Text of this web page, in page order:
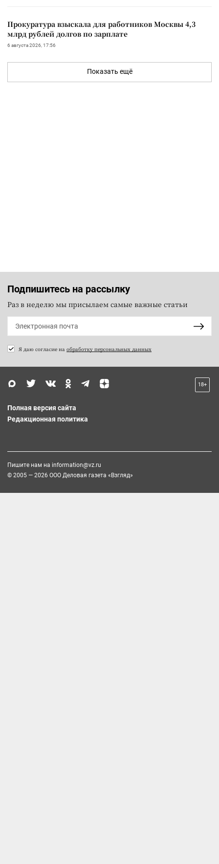
Прокуратура взыскала для работников Москвы 4,3
млрд рублей долгов по зарплате
6 августа 2026, 17:56
Показать ещё
Подпишитесь на рассылку
Раз в неделю мы присылаем самые важные статьи
Я даю согласие на обработку персональных данных
18+
Полная версия сайта
Редакционная политика
Пишите нам на information@vz.ru
© 2005 — 2026 ООО Деловая газета «Взгляд»